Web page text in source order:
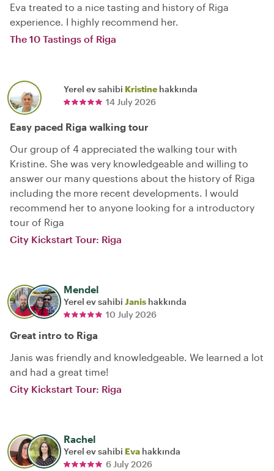
Eva treated to a nice tasting and history of Riga
experience. I highly recommend her.
The 10 Tastings of Riga
Yerel ev sahibi Kristine hakkında
14 July 2026
Easy paced Riga walking tour
Our group of 4 appreciated the walking tour with
Kristine. She was very knowledgeable and willing to
answer our many questions about the history of Riga
including the more recent developments. I would
recommend her to anyone looking for a introductory
tour of Riga
City Kickstart Tour: Riga
Mendel
Yerel ev sahibi Janis hakkında
10 July 2026
Great intro to Riga
Janis was friendly and knowledgeable. We learned a lot
and had a great time!
City Kickstart Tour: Riga
Rachel
Yerel ev sahibi Eva hakkında
6 July 2026